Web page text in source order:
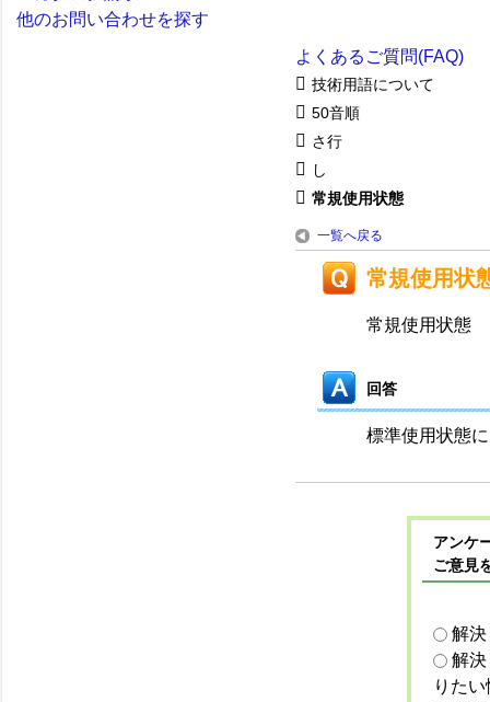
他のお問い合わせを探す
よくあるご質問(FAQ)
技術用語について
50音順
さ行
し
常規使用状態
一覧へ戻る
常規使用状
常規使用状態
回答
標準使用状態
アンケ
ご意見
解
解
りた